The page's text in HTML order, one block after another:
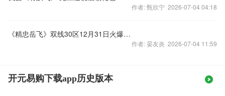
作者: 甄欣宁 2026-07-04 04:18
《精忠岳飞》双线30区12月31日火爆来袭
作者: 晏友炎 2026-07-04 11:59
开元易购下载app历史版本